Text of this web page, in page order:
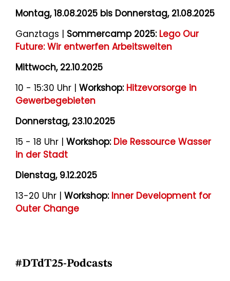
Montag, 18.08.2025 bis Donnerstag, 21.08.2025
Ganztags | Sommercamp 2025: Lego Our
Future: Wir entwerfen Arbeitswelten
Mittwoch, 22.10.2025
10 - 15:30 Uhr | Workshop: Hitzevorsorge in
Gewerbegebieten
Donnerstag, 23.10.2025
15 - 18 Uhr | Workshop: Die Ressource Wasser
in der Stadt
Dienstag, 9.12.2025
13-20 Uhr | Workshop: Inner Development for
Outer Change
#DTdT25-Podcasts